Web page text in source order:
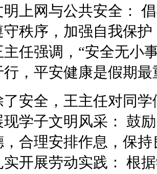
明上网与公共安全：‌
守秩序，加强自我保
主任强调，“安全无小
行，平安健康是假期最
了安全，王主任对同
现学子文明风采：‌ 鼓
，合理安排作息，保
实开展劳动实践：‌ 根